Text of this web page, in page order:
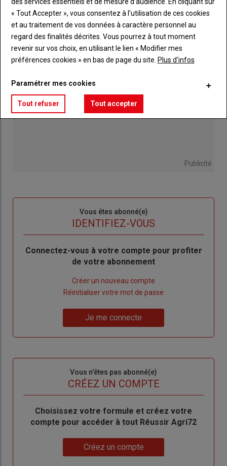
casse-cou"
30 juillet 2026
Publicité
Vous êtes abonné(e)
IDENTIFIEZ-VOUS
Body
Connectez-vous à votre compte pour profiter
de votre abonnement
Créer un nouveau compte
de
Réinitialiser votre mot de passe
me
Je me connecte
Vous n'êtes pas abonné(e)
CRÉEZ UN COMPTE
BodyChoisissez votre formule et créez votre
compte pour accéder à tout Réussir Agri72
Créez un compte
« Tout Accepter », vous consentez à l’utilisation de ces cookies
et au traitement de vos données à caractère personnel au
regard des finalités décrites. Vous pourrez à tout moment
revenir sur vos choix, en utilisant le lien « Modifier mes
préférences cookies » en bas de page du site. Plus d'infos
Paramétrer mes cookies
Tout refuser Tout accepter